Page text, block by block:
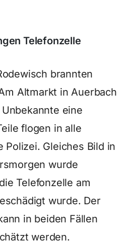
Telefonzelle
brannten
Altmarkt in Auerbach
eine
flogen in alle
Polizei. Gleiches Bild in
wurde
Telefonzelle am
wurde. Der
in beiden Fällen
werden.